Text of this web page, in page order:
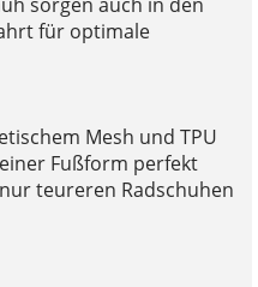
für optimale
Mesh und TPU
Fußform perfekt
teureren Radschuhen